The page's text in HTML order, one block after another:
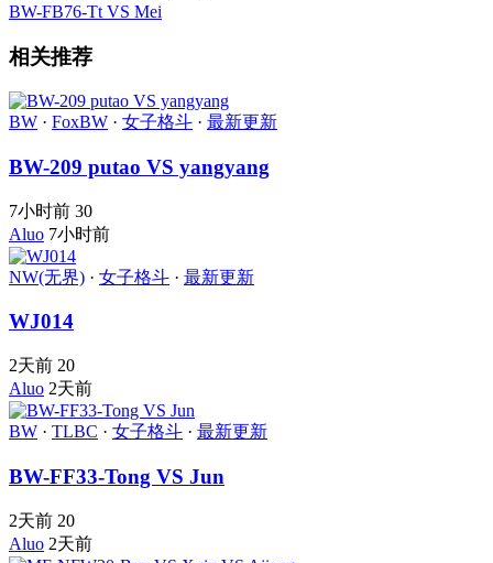
BW-FB76-Tt VS Mei
相关推荐
BW · FoxBW · 女子格斗 · 最新更新
BW-209 putao VS yangyang
7小时前 30
Aluo 7小时前
NW(无界) · 女子格斗 · 最新更新
WJ014
2天前 20
Aluo 2天前
BW · TLBC · 女子格斗 · 最新更新
BW-FF33-Tong VS Jun
2天前 20
Aluo 2天前